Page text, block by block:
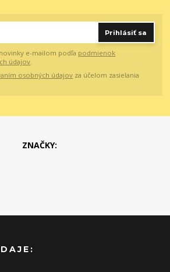
Prihlásiť sa
e-mailom podľa podmienok
údajov
osobných údajov za účelom zasielania
ZNAČKY: